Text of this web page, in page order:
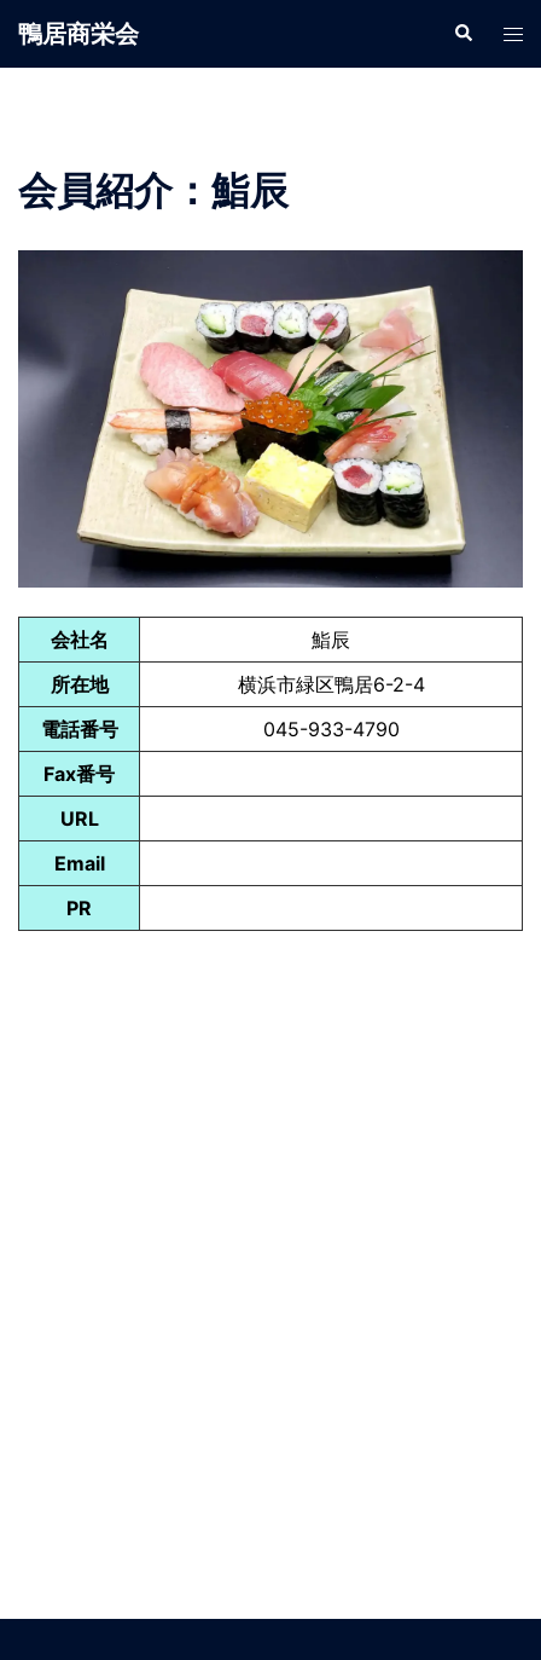
鴨居商栄会
会員紹介：鮨辰
会社名
鮨辰
所在地
横浜市緑区鴨居6-2-4
電話番号
045-933-4790
Fax番号
URL
Email
PR